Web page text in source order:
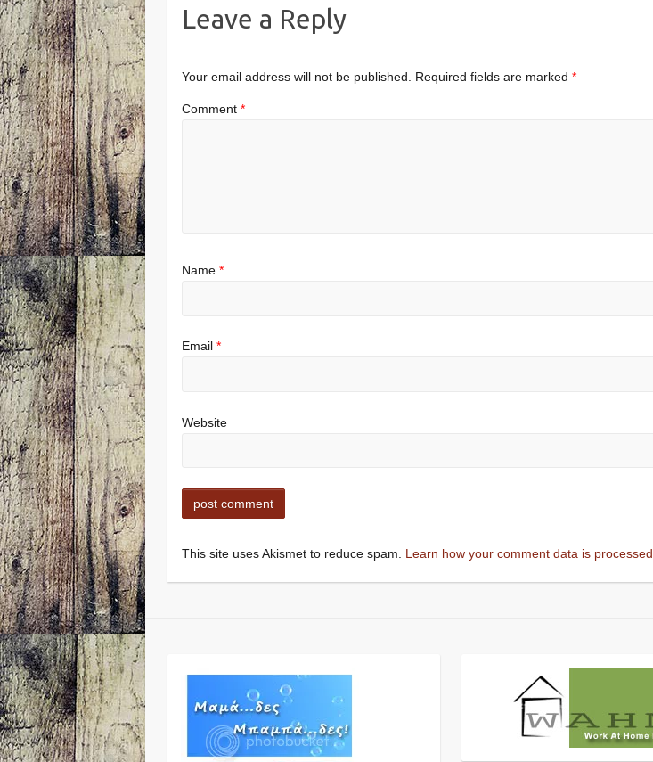
Leave a Reply
Your email address will not be published. Required fields are marked*
Comment*
Name*
Email*
Website
This site uses Akismet to reduce spam. Learn how your comment data is processed.